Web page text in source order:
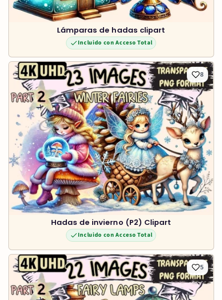
Lámparas de hadas clipart
Incluido con Acceso Total
8
Hadas de invierno (P2) Clipart
Incluido con Acceso Total
5